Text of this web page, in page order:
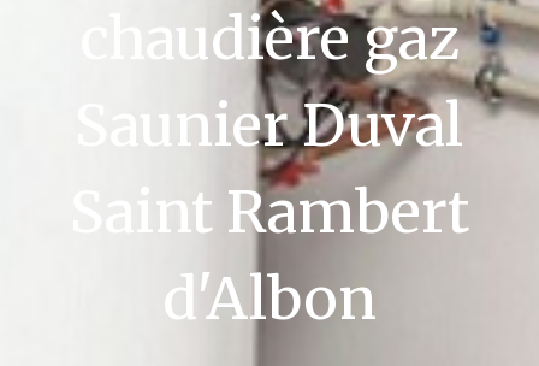
chaudière gaz
Saunier Duval
Saint Rambert
d'Albon